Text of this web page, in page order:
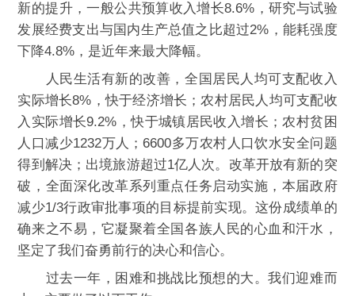
新的提升，一般公共预算收入增长8.6%，研究与试验
发展经费支出与国内生产总值之比超过2%，能耗强度
下降4.8%，是近年来最大降幅。
人民生活有新的改善，全国居民人均可支配收入
实际增长8%，快于经济增长；农村居民人均可支配收
入实际增长9.2%，快于城镇居民收入增长；农村贫困
人口减少1232万人；6600多万农村人口饮水安全问题
得到解决；出境旅游超过1亿人次。改革开放有新的突
破，全面深化改革系列重点任务启动实施，本届政府
减少1/3行政审批事项的目标提前实现。这份成绩单的
确来之不易，它凝聚着全国各族人民的心血和汗水，
坚定了我们奋勇前行的决心和信心。
过去一年，困难和挑战比预想的大。我们迎难而